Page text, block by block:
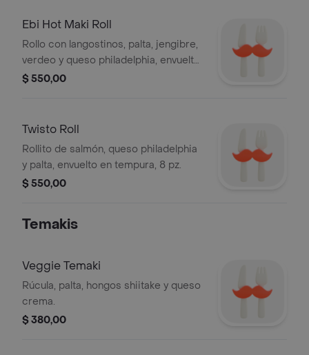
Ebi Hot Maki Roll
Rollo con langostinos, palta, jengibre,
verdeo y queso philadelphia, envuelto
en panko, 8 pz.
$ 550,00
Twisto Roll
Rollito de salmón, queso philadelphia
y palta, envuelto en tempura, 8 pz.
$ 550,00
Temakis
Veggie Temaki
Rúcula, palta, hongos shiitake y queso
crema.
$ 380,00